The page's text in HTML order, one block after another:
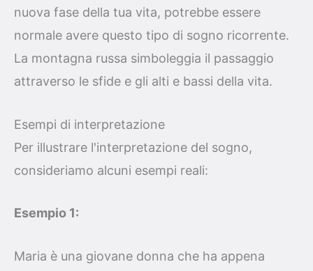
nuova fase della tua vita, potrebbe essere
normale avere questo tipo di sogno ricorrente.
La montagna russa simboleggia il passaggio
attraverso le sfide e gli alti e bassi della vita.
Esempi di interpretazione
Per illustrare l'interpretazione del sogno,
consideriamo alcuni esempi reali:
Esempio 1:
Maria è una giovane donna che ha appena